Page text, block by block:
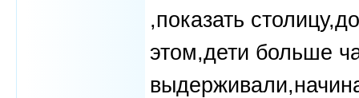
,показать
этом,дети больше